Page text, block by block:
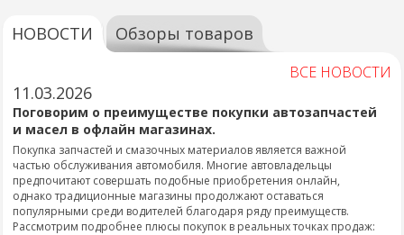
НОВОСТИ Обзоры товаров
ВСЕ НОВОСТИ
11.03.2026
Поговорим о преимуществе покупки автозапчастей
и масел в офлайн магазинах.
Покупка запчастей и смазочных материалов является важной
частью обслуживания автомобиля. Многие автовладельцы
предпочитают совершать подобные приобретения онлайн,
однако традиционные магазины продолжают оставаться
популярными среди водителей благодаря ряду преимуществ.
Рассмотрим подробнее плюсы покупок в реальных точках продаж: